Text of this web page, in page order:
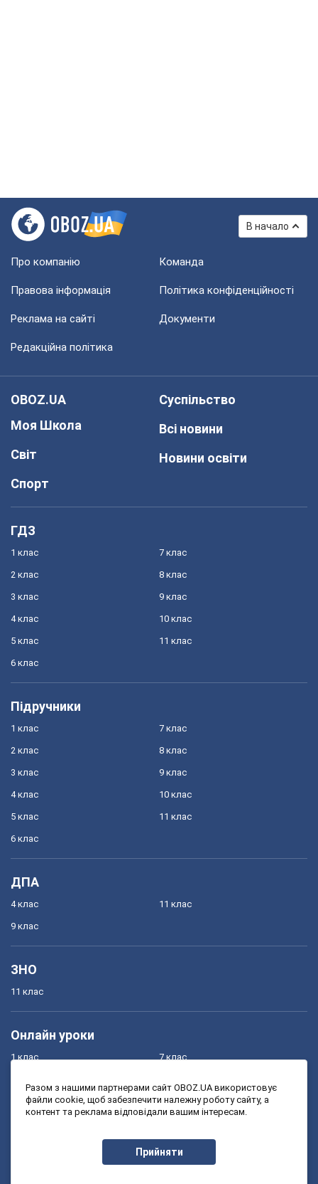
В начало
Про компанію Команда
Правова інформація Політика конфіденційності
Реклама на сайті Документи
Редакційна політика
OBOZ.UA
Моя Школа
Світ
Спорт
Суспільство
Всі новини
Новини освіти
ГДЗ
1 клас
2 клас
3 клас
4 клас
5 клас
6 клас
7 клас
8 клас
9 клас
10 клас
11 клас
Підручники
1 клас
2 клас
3 клас
4 клас
5 клас
6 клас
7 клас
8 клас
9 клас
10 клас
11 клас
ДПА
4 клас
9 клас
11 клас
ЗНО
11 клас
Онлайн уроки
1 клас
3 клас
7 клас
9 клас
Разом з нашими партнерами сайт OBOZ.UA використовує
файли cookie, щоб забезпечити належну роботу сайту, а
контент та реклама відповідали вашим інтересам.
Прийняти